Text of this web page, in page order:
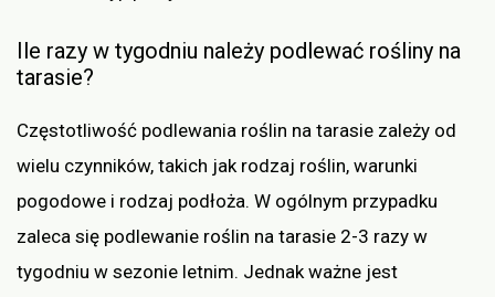
Ile razy w tygodniu należy podlewać rośliny na
tarasie?
Częstotliwość podlewania roślin na tarasie zależy od
wielu czynników, takich jak rodzaj roślin, warunki
pogodowe i rodzaj podłoża. W ogólnym przypadku
zaleca się podlewanie roślin na tarasie 2-3 razy w
tygodniu w sezonie letnim. Jednak ważne jest